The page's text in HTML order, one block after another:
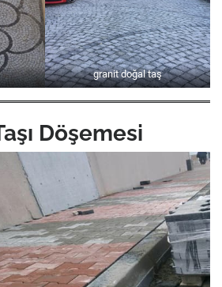
granit doğal taş
Döşemesi